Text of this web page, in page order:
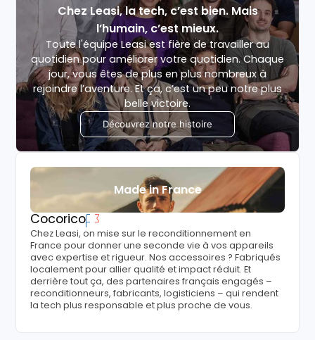
Chez Leasi, la tech, c’est bien. Mais
l’humain, c’est mieux.
Toute l'équipe Leasi est fière de travailler au
quotidien pour améliorer votre quotidien. Chaque
jour, vous êtes de plus en plus nombreux à
rejoindre l’aventure. Et ça, c’est un peu notre plus
belle victoire.
Découvrez notre histoire
Made in France
Cocorico
Chez Leasi, on mise sur le reconditionnement en
France pour donner une seconde vie à vos appareils
avec expertise et rigueur. Nos accessoires ? Fabriqués
localement pour allier qualité et impact réduit. Et
derrière tout ça, des partenaires français engagés –
reconditionneurs, fabricants, logisticiens – qui rendent
la tech plus responsable et plus proche de vous.